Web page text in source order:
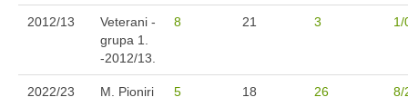
2012/13
Veterani -
grupa 1.
-2012/13.
8 21 3 1/
2022/23 M. Pioniri 5 18 26 8/